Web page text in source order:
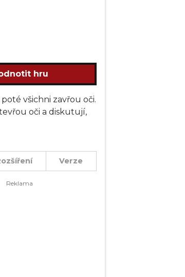
hru
všichni zavřou oči.
oči a diskutují,
Verze